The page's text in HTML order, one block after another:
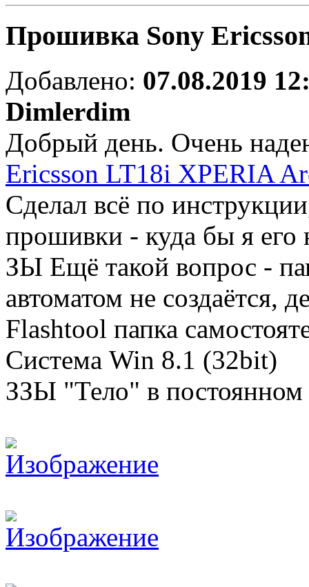
Прошивка Sony
Добавлено: 07.08.2019
Dimlerdim
Добрый день. Очень
Ericsson LT18i XPERIA
Сделал всё по
прошивки - куда бы я его
ЗЫ Ещё такой вопрос -
автоматом не создаётся,
Flashtool папка
Система Win 8.1 (32bit)
ЗЗЫ "Тело" в постоянном